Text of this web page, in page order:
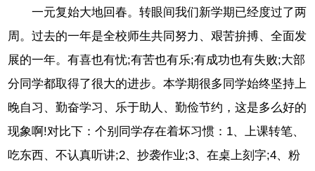
一元复始大地回春。转眼间我们新学期已经度过了两
周。过去的一年是全校师生共同努力、艰苦拚搏、全面发
展的一年。有喜也有忧;有苦也有乐;有成功也有失败;大部
分同学都取得了很大的进步。本学期很多同学始终坚持上
晚自习、勤奋学习、乐于助人、勤俭节约，这是多么好的
现象啊!对比下：个别同学存在着坏习惯：1、上课转笔、
吃东西、不认真听讲;2、抄袭作业;3、在桌上刻字;4、粉